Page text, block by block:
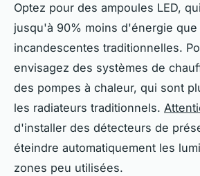
Optez pour des ampoules LED,
jusqu'à 90% moins d'énergie que
incandescentes traditionnelles.
envisagez des systèmes de
des pompes à chaleur, qui sont
les radiateurs traditionnels.
d'installer des détecteurs de
éteindre automatiquement les
zones peu utilisées.